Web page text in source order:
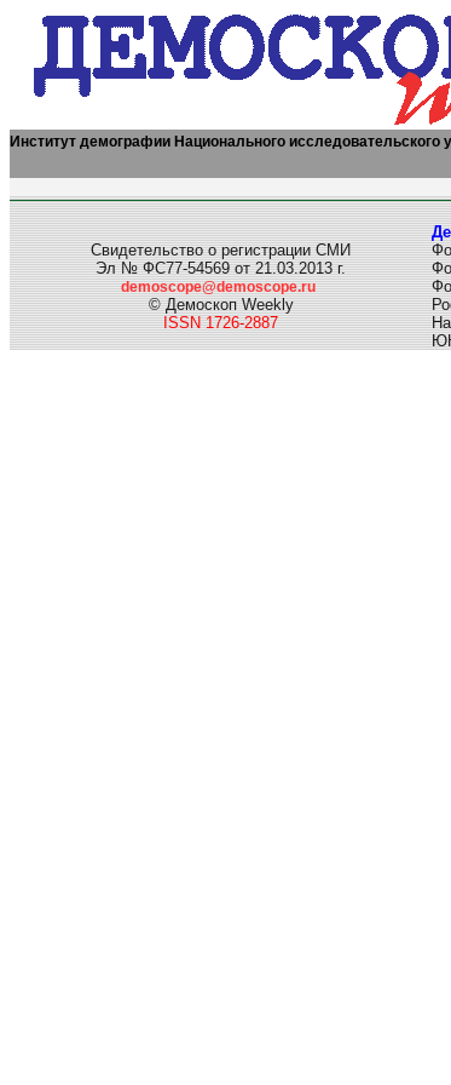
Институт демографии Национального
Свидетельство о регистрации СМИ
Эл № ФС77-54569 от 21.03.2013 г.
demoscope@demoscope.ru
© Демоскоп Weekly
ISSN 1726-2887